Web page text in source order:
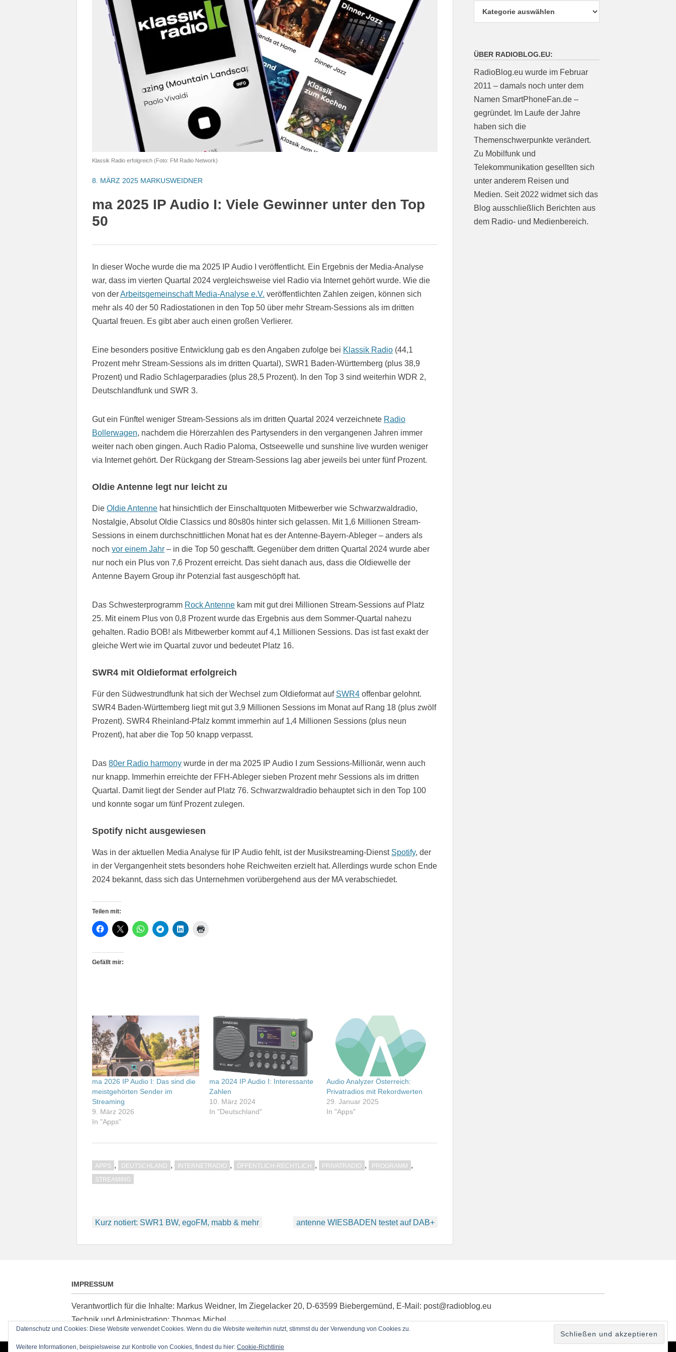
Klassik Radio erfolgreich (Foto: FM Radio Network)
8. MÄRZ 2025 MARKUSWEIDNER
ma 2025 IP Audio I: Viele Gewinner unter den Top
50
In dieser Woche wurde die ma 2025 IP Audio I veröffentlicht. Ein Ergebnis der Media-Analyse
war, dass im vierten Quartal 2024 vergleichsweise viel Radio via Internet gehört wurde. Wie die
von derArbeitsgemeinschaft Media-Analyse e.V. veröffentlichten Zahlen zeigen, können sich
mehr als 40 der 50 Radiostationen in den Top 50 über mehr Stream-Sessions als im dritten
Quartal freuen. Es gibt aber auch einen großen Verlierer.
Eine besonders positive Entwicklung gab es den Angaben zufolge bei Klassik Radio (44,1
Prozent mehr Stream-Sessions als im dritten Quartal), SWR1 Baden-Württemberg (plus 38,9
Prozent) und Radio Schlagerparadies (plus 28,5 Prozent). In den Top 3 sind weiterhin WDR 2,
Deutschlandfunk und SWR 3.
Gut ein Fünftel weniger Stream-Sessions als im dritten Quartal 2024 verzeichnete Radio
Bollerwagen, nachdem die Hörerzahlen des Partysenders in den vergangenen Jahren immer
weiter nach oben gingen. Auch Radio Paloma, Ostseewelle und sunshine live wurden weniger
via Internet gehört. Der Rückgang der Stream-Sessions lag aber jeweils bei unter fünf Prozent.
Oldie Antenne legt nur leicht zu
Die Oldie Antenne hat hinsichtlich der Einschaltquoten Mitbewerber wie Schwarzwaldradio,
Nostalgie, Absolut Oldie Classics und 80s80s hinter sich gelassen. Mit 1,6 Millionen Stream-
Sessions in einem durchschnittlichen Monat hat es der Antenne-Bayern-Ableger – anders als
noch vor einem Jahr – in die Top 50 geschafft. Gegenüber dem dritten Quartal 2024 wurde aber
nur noch ein Plus von 7,6 Prozent erreicht. Das sieht danach aus, dass die Oldiewelle der
Antenne Bayern Group ihr Potenzial fast ausgeschöpft hat.
Das Schwesterprogramm Rock Antenne kam mit gut drei Millionen Stream-Sessions auf Platz
25. Mit einem Plus von 0,8 Prozent wurde das Ergebnis aus dem Sommer-Quartal nahezu
gehalten. Radio BOB! als Mitbewerber kommt auf 4,1 Millionen Sessions. Das ist fast exakt der
gleiche Wert wie im Quartal zuvor und bedeutet Platz 16.
SWR4 mit Oldieformat erfolgreich
Für den Südwestrundfunk hat sich der Wechsel zum Oldieformat auf SWR4 offenbar gelohnt.
SWR4 Baden-Württemberg liegt mit gut 3,9 Millionen Sessions im Monat auf Rang 18 (plus zwölf
Prozent). SWR4 Rheinland-Pfalz kommt immerhin auf 1,4 Millionen Sessions (plus neun
Prozent), hat aber die Top 50 knapp verpasst.
Das 80er Radio harmony wurde in der ma 2025 IP Audio I zum Sessions-Millionär, wenn auch
nur knapp. Immerhin erreichte der FFH-Ableger sieben Prozent mehr Sessions als im dritten
Quartal. Damit liegt der Sender auf Platz 76. Schwarzwaldradio behauptet sich in den Top 100
und konnte sogar um fünf Prozent zulegen.
Spotify nicht ausgewiesen
Was in der aktuellen Media Analyse für IP Audio fehlt, ist der Musikstreaming-Dienst Spotify, der
in der Vergangenheit stets besonders hohe Reichweiten erzielt hat. Allerdings wurde schon Ende
2024 bekannt, dass sich das Unternehmen vorübergehend aus der MA verabschiedet.
Teilen mit:
Gefällt mir:
ma 2026 IP Audio I: Das sind die
meistgehörten Sender im
Streaming
9. März 2026
In "Apps"
ma 2024 IP Audio I: Interessante
Zahlen
10. März 2024
In "Deutschland"
Audio Analyzer Österreich:
Privatradios mit Rekordwerten
29. Januar 2025
In "Apps"
APPS , DEUTSCHLAND , INTERNETRADIO , ÖFFENTLICH-RECHTLICH , PRIVATRADIO , PROGRAMM ,
STREAMING
Beitragsnavigation
Kurz notiert: SWR1 BW, egoFM, mabb & mehr antenne WIESBADEN testet auf DAB+
ÜBER RADIOBLOG.EU:
RadioBlog.eu wurde im Februar
2011 – damals noch unter dem
Namen SmartPhoneFan.de –
gegründet. Im Laufe der Jahre
haben sich die
Themenschwerpunkte verändert.
Zu Mobilfunk und
Telekommunikation gesellten sich
unter anderem Reisen und
Medien. Seit 2022 widmet sich das
Blog ausschließlich Berichten aus
dem Radio- und Medienbereich.
IMPRESSUM
Verantwortlich für die Inhalte: Markus Weidner, Im Ziegelacker 20, D-63599 Biebergemünd, E-Mail: post@radioblog.eu
Technik und Administration: Thomas Michel
Datenschutz und Cookies: Diese Website verwendet Cookies. Wenn du die Website weiterhin nutzt, stimmst du der Verwendung von Cookies zu.
Weitere Informationen, beispielsweise zur Kontrolle von Cookies, findest du hier: Cookie-Richtlinie